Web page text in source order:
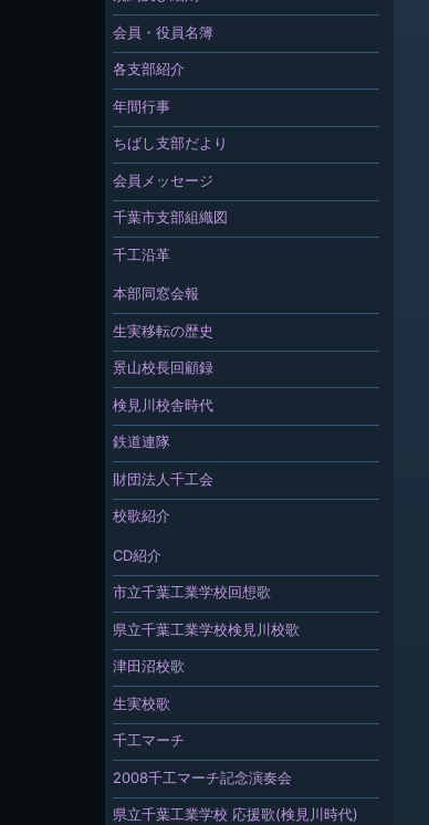
会員・役員名簿
各支部紹介
年間行事
ちばし支部だより
会員メッセージ
千葉市支部組織図
千工沿革
本部同窓会報
生実移転の歴史
景山校長回顧録
検見川校舎時代
鉄道連隊
財団法人千工会
校歌紹介
CD紹介
市立千葉工業学校回想歌
県立千葉工業学校検見川校歌
津田沼校歌
生実校歌
千工マーチ
2008千工マーチ記念演奏会
県立千葉工業学校 応援歌(検見川時代)